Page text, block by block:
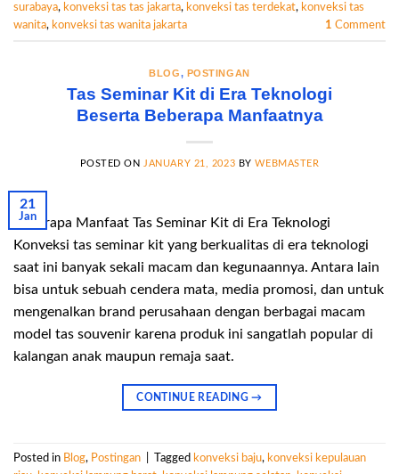
surabaya, konveksi tas tas jakarta, konveksi tas terdekat, konveksi tas
wanita, konveksi tas wanita jakarta 1 Comment
BLOG, POSTINGAN
Tas Seminar Kit di Era Teknologi
Beserta Beberapa Manfaatnya
POSTED ON JANUARY 21, 2023 BYWEBMASTER
21
Jan
Beberapa Manfaat Tas Seminar Kit di Era Teknologi
Konveksi tas seminar kit yang berkualitas di era teknologi
saat ini banyak sekali macam dan kegunaannya. Antara lain
bisa untuk sebuah cendera mata, media promosi, dan untuk
mengenalkan brand perusahaan dengan berbagai macam
model tas souvenir karena produk ini sangatlah popular di
kalangan anak maupun remaja saat.
CONTINUE READING→
Posted in Blog, Postingan Tagged konveksi baju, konveksi kepulauan